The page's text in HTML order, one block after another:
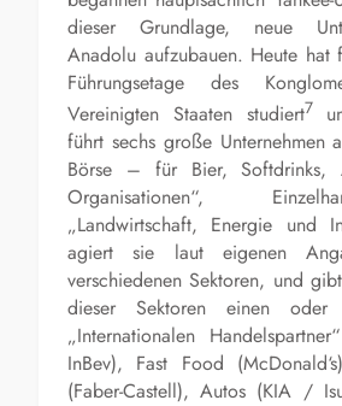
dieser Grundlage, neue
Anadolu aufzubauen. Heute hat
Führungsetage des
Vereinigten Staaten studiert7
führt sechs große Unternehmen
Börse – für Bier, Softdrinks,
Organisationen“,
„Landwirtschaft, Energie und
agiert sie laut eigenen
verschiedenen Sektoren, und
dieser Sektoren einen
„Internationalen
InBev), Fast Food
(Faber-Castell), Autos (KIA /